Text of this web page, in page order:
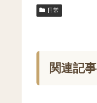
日常
関連記事